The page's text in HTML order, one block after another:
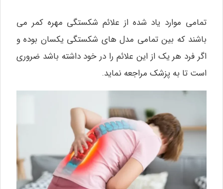
تمامی موارد یاد شده از علائم شکستگی مهره کمر می‌
باشند که بین تمامی مدل‌ های شکستگی یکسان بوده و
اگر فرد هر یک از این علائم را در خود داشته باشد ضروری
است تا به پزشک مراجعه نماید.